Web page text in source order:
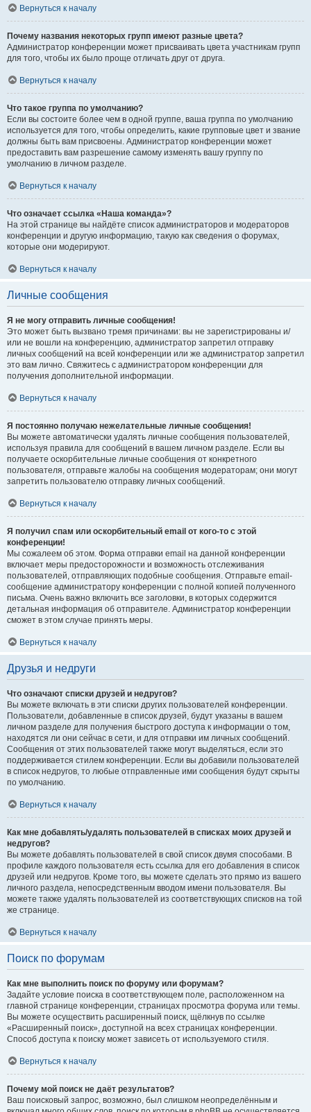
Вернуться к началу
Почему названия некоторых групп имеют разные цвета?
Администратор конференции может присваивать цвета участникам групп
для того, чтобы их было проще отличать друг от друга.
Вернуться к началу
Что такое группа по умолчанию?
Если вы состоите более чем в одной группе, ваша группа по умолчанию
используется для того, чтобы определить, какие групповые цвет и звание
должны быть вам присвоены. Администратор конференции может
предоставить вам разрешение самому изменять вашу группу по
умолчанию в личном разделе.
Вернуться к началу
Что означает ссылка «Наша команда»?
На этой странице вы найдёте список администраторов и модераторов
конференции и другую информацию, такую как сведения о форумах,
которые они модерируют.
Вернуться к началу
Личные сообщения
Я не могу отправить личные сообщения!
Это может быть вызвано тремя причинами: вы не зарегистрированы и/
или не вошли на конференцию, администратор запретил отправку
личных сообщений на всей конференции или же администратор запретил
это вам лично. Свяжитесь с администратором конференции для
получения дополнительной информации.
Вернуться к началу
Я постоянно получаю нежелательные личные сообщения!
Вы можете автоматически удалять личные сообщения пользователей,
используя правила для сообщений в вашем личном разделе. Если вы
получаете оскорбительные личные сообщения от конкретного
пользователя, отправьте жалобы на сообщения модераторам; они могут
запретить пользователю отправку личных сообщений.
Вернуться к началу
Я получил спам или оскорбительный email от кого-то с этой
конференции!
Мы сожалеем об этом. Форма отправки email на данной конференции
включает меры предосторожности и возможность отслеживания
пользователей, отправляющих подобные сообщения. Отправьте email-
сообщение администратору конференции с полной копией полученного
письма. Очень важно включить все заголовки, в которых содержится
детальная информация об отправителе. Администратор конференции
сможет в этом случае принять меры.
Вернуться к началу
Друзья и недруги
Что означают списки друзей и недругов?
Вы можете включать в эти списки других пользователей конференции.
Пользователи, добавленные в список друзей, будут указаны в вашем
личном разделе для получения быстрого доступа к информации о том,
находятся ли они сейчас в сети, и для отправки им личных сообщений.
Сообщения от этих пользователей также могут выделяться, если это
поддерживается стилем конференции. Если вы добавили пользователей
в список недругов, то любые отправленные ими сообщения будут скрыты
по умолчанию.
Вернуться к началу
Как мне добавлять/удалять пользователей в списках моих друзей и
недругов?
Вы можете добавлять пользователей в свой список двумя способами. В
профиле каждого пользователя есть ссылка для его добавления в список
друзей или недругов. Кроме того, вы можете сделать это прямо из вашего
личного раздела, непосредственным вводом имени пользователя. Вы
можете также удалять пользователей из соответствующих списков на той
же странице.
Вернуться к началу
Поиск по форумам
Как мне выполнить поиск по форуму или форумам?
Задайте условие поиска в соответствующем поле, расположенном на
главной странице конференции, страницах просмотра форума или темы.
Вы можете осуществить расширенный поиск, щёлкнув по ссылке
«Расширенный поиск», доступной на всех страницах конференции.
Способ доступа к поиску может зависеть от используемого стиля.
Вернуться к началу
Почему мой поиск не даёт результатов?
Ваш поисковый запрос, возможно, был слишком неопределённым и